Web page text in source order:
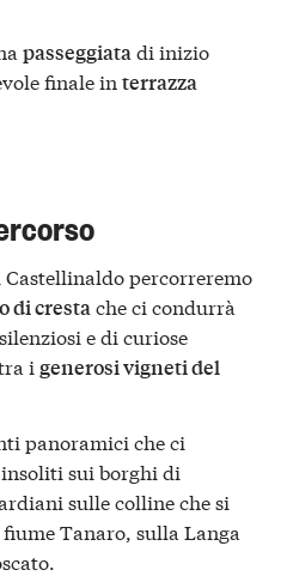
passeggiatadi inizio
finale in terrazza
percorreremo
di crestache ci condurrà
e di curiose
i generosi vigneti del
panoramici che ci
sui borghi di
sulle colline che si
Tanaro, sulla Langa